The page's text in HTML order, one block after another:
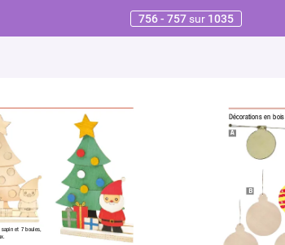
756 - 757 sur 1035
et 7 boules,
Décorations en bois
B
A